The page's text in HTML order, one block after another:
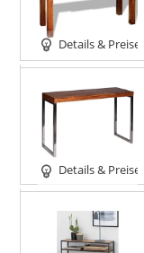
Details & Preise
Details & Preise